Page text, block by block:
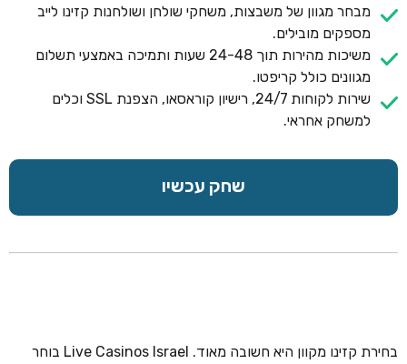
מבחר מגוון של משבצות, משחקי שולחן ושולחנות קזינו לייב
מספקים מובילים.
משיכות מהירות תוך 24-48 שעות ותמיכה באמצעי תשלום
מגוונים כולל קריפטו.
שירות לקוחות 24/7, רישיון קוראסאו, הצפנת SSL וכלים
למשחק אחראי.
שחק עכשיו
בחירת קזינו מקוון היא חשובה מאוד. Live Casinos Israel בוחר